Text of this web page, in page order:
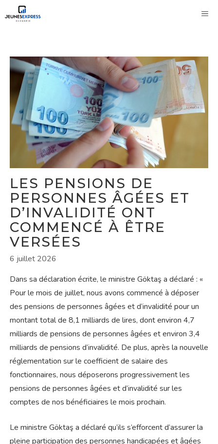
au
LES PENSIONS DE
PERSONNES ÂGÉES ET
D’INVALIDITÉ ONT
COMMENCÉ À ÊTRE
VERSÉES
6 juillet 2026
Dans sa déclaration écrite, le ministre Göktaş a déclaré : «
Pour le mois de juillet, nous avons commencé à déposer
des pensions de personnes âgées et d’invalidité pour un
montant total de 8,1 milliards de lires, dont environ 4,7
milliards de pensions de personnes âgées et environ 3,4
milliards de pensions d’invalidité. De plus, après la nouvelle
réglementation sur le coefficient de salaire des
fonctionnaires, nous déposerons progressivement les
pensions de personnes âgées et d’invalidité sur les
comptes de nos bénéficiaires le mois prochain.
Le ministre Göktaş a déclaré qu’ils s’efforcent d’assurer la
pleine participation des personnes handicapées et âgées